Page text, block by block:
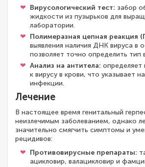
Вирусологический тест: забор
жидкости из пузырьков для
лаборатории.
Полимеразная цепная реакция
выявления наличия ДНК вируса в
позволяет точно определить тип
Анализ на антитела: определяет
к вирусу в крови, что указывает
инфекции.
Лечение
В настоящее время генитальный
неизлечимым заболеванием, однако
значительно смягчить симптомы и
рецидивов:
Противовирусные препараты:
ацикловир, валацикловир и